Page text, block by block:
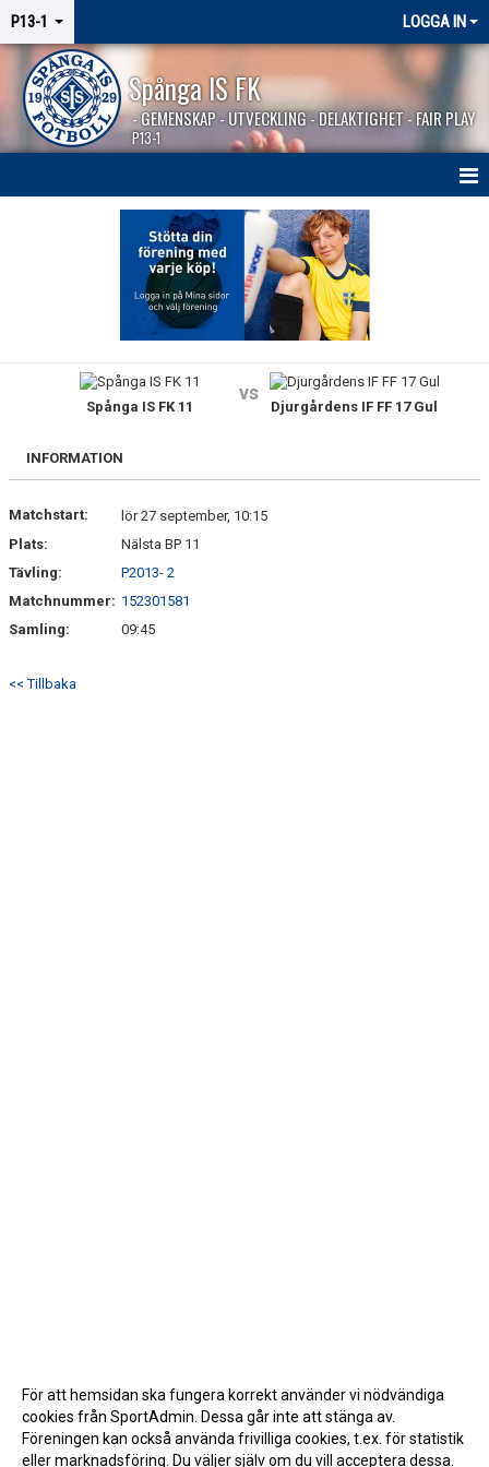
P13-1 LOGGA IN
Spånga IS FK
- GEMENSKAP - UTVECKLING - DELAKTIGHET - FAIR PLAY
P13-1
Spånga IS FK 11
vs
Djurgårdens IF FF 17 Gul
INFORMATION
Matchstart:
lör 27 september, 10:15
Plats:
Nälsta BP 11
Tävling:
P2013- 2
Matchnummer: 152301581
Samling:
09:45
<< Tillbaka
För att hemsidan ska fungera korrekt använder vi nödvändiga
cookies från SportAdmin. Dessa går inte att stänga av.
Föreningen kan också använda frivilliga cookies, t.ex. för statistik
eller marknadsföring. Du väljer själv om du vill acceptera dessa.